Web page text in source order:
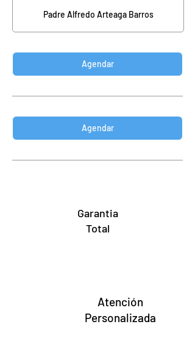
h
Padre Alfredo Arteaga Barros
Agendar
Agendar
Garantia
Total
Atención
Personalizada